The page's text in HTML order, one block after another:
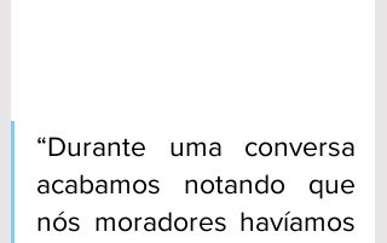
“Durante uma conversa
acabamos notando que
nós moradores havíamos